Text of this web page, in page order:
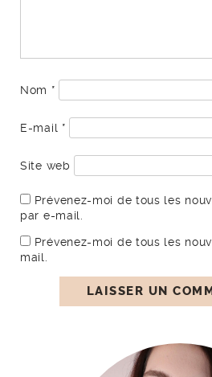
Nom *
E-mail *
Site web
Prévenez-moi de tous les
par e-mail.
Prévenez-moi de tous les
mail.